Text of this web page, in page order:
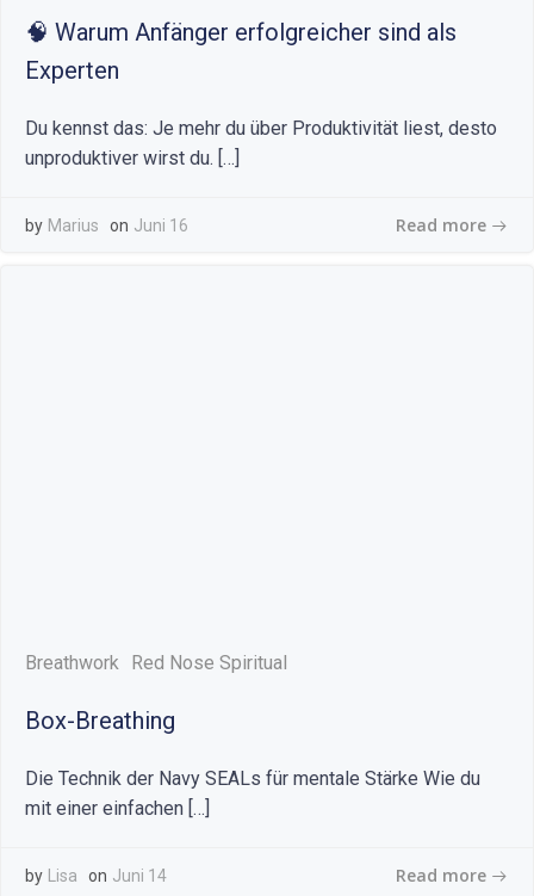
🧠 Warum Anfänger erfolgreicher sind als
Experten
Du kennst das: Je mehr du über Produktivität liest, desto
unproduktiver wirst du. […]
by Marius on Juni 16 Read more
Breathwork Red Nose Spiritual
Box-Breathing
Die Technik der Navy SEALs für mentale Stärke Wie du
mit einer einfachen […]
by Lisa on Juni 14 Read more